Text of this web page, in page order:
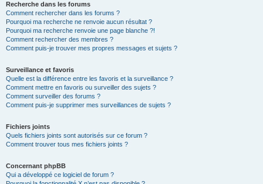
Recherche dans les forums
Comment rechercher dans les forums ?
Pourquoi ma recherche ne renvoie aucun résultat ?
Pourquoi ma recherche renvoie une page blanche ?!
Comment rechercher des membres ?
Comment puis-je trouver mes propres messages et sujets ?
Surveillance et favoris
Quelle est la différence entre les favoris et la surveillance ?
Comment mettre en favoris ou surveiller des sujets ?
Comment surveiller des forums ?
Comment puis-je supprimer mes surveillances de sujets ?
Fichiers joints
Quels fichiers joints sont autorisés sur ce forum ?
Comment trouver tous mes fichiers joints ?
Concernant phpBB
Qui a développé ce logiciel de forum ?